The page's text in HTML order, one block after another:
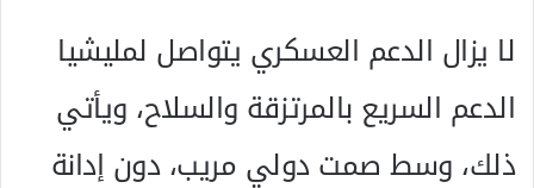
ت
و
ي
لا يزال الدعم العسكري يتواصل لمليشيا
الدعم السريع بالمرتزقة والسلاح، ويأتي
ذلك، وسط صمت دولي مريب، دون إدانة